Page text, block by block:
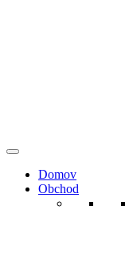
Domov
Obchod